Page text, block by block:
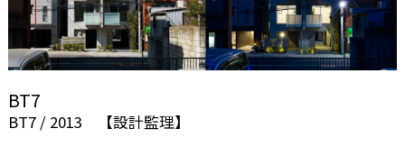
BT7
BT7/ 2013 【設計監理】